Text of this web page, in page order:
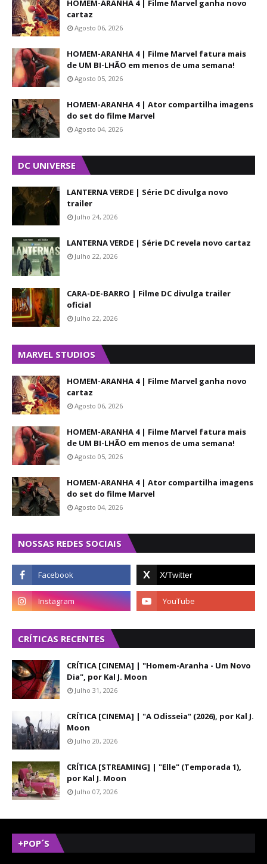
HOMEM-ARANHA 4 | Filme Marvel ganha novo
cartaz
Agosto 06, 2026
HOMEM-ARANHA 4 | Filme Marvel fatura mais
de UM BI-LHÃO em menos de uma semana!
Agosto 05, 2026
HOMEM-ARANHA 4 | Ator compartilha imagens
do set do filme Marvel
Agosto 04, 2026
DC UNIVERSE
LANTERNA VERDE | Série DC divulga novo
trailer
Julho 24, 2026
LANTERNA VERDE | Série DC revela novo cartaz
Julho 22, 2026
CARA-DE-BARRO | Filme DC divulga trailer
oficial
Julho 22, 2026
MARVEL STUDIOS
HOMEM-ARANHA 4 | Filme Marvel ganha novo
cartaz
Agosto 06, 2026
HOMEM-ARANHA 4 | Filme Marvel fatura mais
de UM BI-LHÃO em menos de uma semana!
Agosto 05, 2026
HOMEM-ARANHA 4 | Ator compartilha imagens
do set do filme Marvel
Agosto 04, 2026
NOSSAS REDES SOCIAIS
CRÍTICAS RECENTES
CRÍTICA [CINEMA] | "Homem-Aranha - Um Novo
Dia", por Kal J. Moon
Julho 31, 2026
CRÍTICA [CINEMA] | "A Odisseia" (2026), por Kal J.
Moon
Julho 20, 2026
CRÍTICA [STREAMING] | "Elle" (Temporada 1),
por Kal J. Moon
Julho 07, 2026
+POP´S